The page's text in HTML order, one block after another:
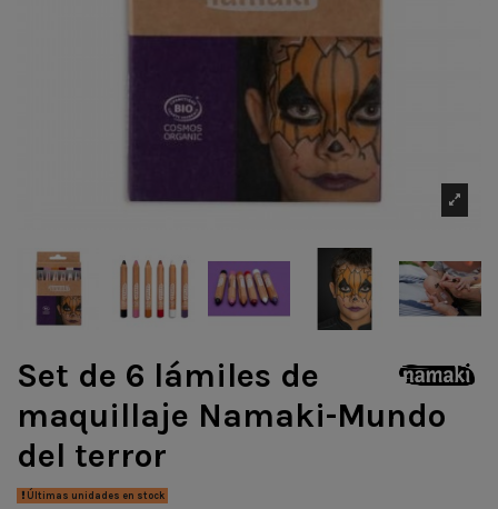
Set de 6 lámiles de
maquillaje Namaki-Mundo
del terror
Últimas unidades en stock